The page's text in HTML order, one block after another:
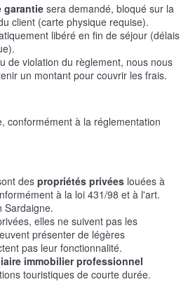
garantie sera demandé, bloqué sur la
client (carte physique requise).
libéré en fin de séjour (délais
de violation du règlement, nous nous
un montant pour couvrir les frais.
conformément à la réglementation
des propriétés privées louées à
à la loi 431/98 et à l'art.
Sardaigne.
elles ne suivent pas les
présenter de légères
pas leur fonctionnalité.
immobilier professionnel
touristiques de courte durée.